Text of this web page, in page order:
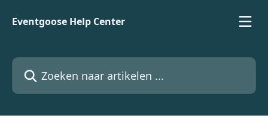
Eventgoose Help Center
Zoeken naar artikelen ...